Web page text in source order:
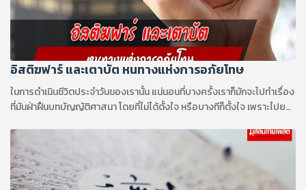
อิสติฆฟาร์ และเตาบัต หนทางแห่งการอภัยโทษ
ในการดำเนินชีวิตประจำวันของเรานั้น แน่นอนที่บางครั้งเราก็มักจะไปทำเรื่อง
ที่มันฝ่าฝืนบทบัญญัติศาสนา โดยที่ไม่ได้ตั้งใจ หรือบางทีก็ตั้งใจ เพราะไปย